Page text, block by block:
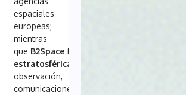
espaciales
europeas;
mientras
que B2Space fabrica
estratosféricas
observación,
comunicaciones